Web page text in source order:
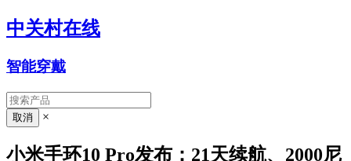
中关村在线
智能穿戴
×
小米手环10 Pro发布：21天续航、2000尼